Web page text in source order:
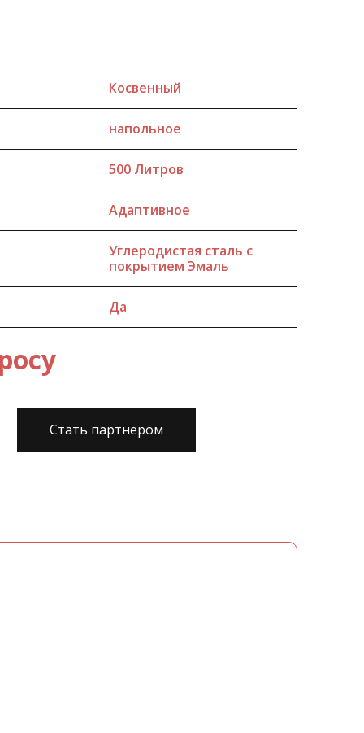
Косвенный
напольное
500 Литров
Адаптивное
Углеродистая сталь с
покрытием Эмаль
Да
Стать партнёром